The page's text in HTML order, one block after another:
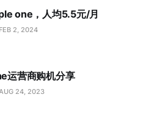
one，人均5.5元/月
FEB 2, 2024
运营商购机分享
AUG 24, 2023